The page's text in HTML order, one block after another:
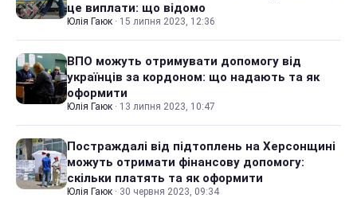
це виплати: що відомо
Юлія Гаюк · 15 липня 2023, 12:36
ВПО можуть отримувати допомогу від
українців за кордоном: що надають та як
оформити
Юлія Гаюк · 13 липня 2023, 10:47
Постраждалі від підтоплень на Херсонщині
можуть отримати фінансову допомогу:
скільки платять та як оформити
Юлія Гаюк · 30 червня 2023, 09:34